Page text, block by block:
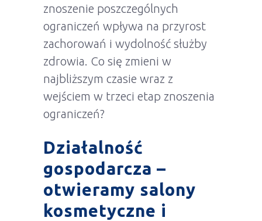
znoszenie poszczególnych
ograniczeń wpływa na przyrost
zachorowań i wydolność służby
zdrowia. Co się zmieni w
najbliższym czasie wraz z
wejściem w trzeci etap znoszenia
ograniczeń?
Działalność
gospodarcza –
otwieramy salony
kosmetyczne i